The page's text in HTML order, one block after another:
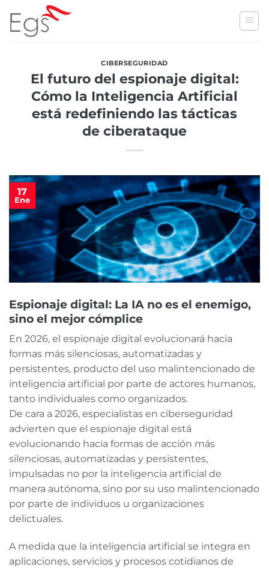
content
CIBERSEGURIDAD
El futuro del espionaje digital:
Cómo la Inteligencia Artificial
está redefiniendo las tácticas
de ciberataque
17
Ene
Espionaje digital: La IA no es el enemigo,
sino el mejor cómplice
En 2026, el espionaje digital evolucionará hacia
formas más silenciosas, automatizadas y
persistentes, producto del uso malintencionado de
inteligencia artificial por parte de actores humanos,
tanto individuales como organizados.
De cara a 2026, especialistas en ciberseguridad
advierten que el espionaje digital está
evolucionando hacia formas de acción más
silenciosas, automatizadas y persistentes,
impulsadas no por la inteligencia artificial de
manera autónoma, sino por su uso malintencionado
por parte de individuos u organizaciones
delictuales.
A medida que la inteligencia artificial se integra en
aplicaciones, servicios y procesos cotidianos de